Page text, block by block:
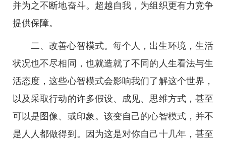
并为之不断地奋斗。超越自我，为组织更有力竞争
提供保障。
二、改善心智模式。每个人，出生环境，生活
状况也不尽相同，也就造就了不同的人生看法与生
活态度，这些心智模式会影响我们了解这个世界，
以及采取行动的许多假设、成见、思维方式，甚至
可以是图像、或印象。该变自己的心智模式，并不
是人人都做得到。因为这是对你自己十几年，甚至